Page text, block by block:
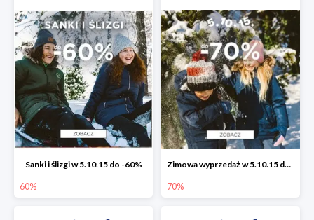
Sanki i ślizgi w 5.10.15 do -60%
60%
Zimowa wyprzedaż w 5.10.15 do -70%
70%